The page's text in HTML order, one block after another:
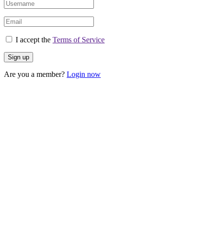
I accept the Terms of Service
Are you a member? Login now